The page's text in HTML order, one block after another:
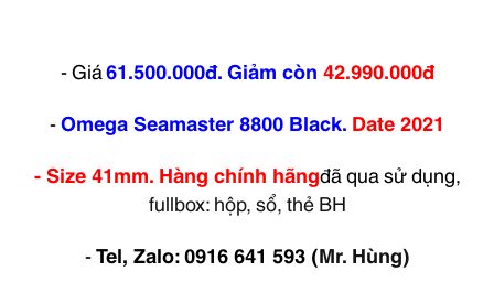
- Giá61.500.000đ.Giảm còn 42.990.000đ
-Omega Seamaster 8800 Black. Date 2021
- Size 41mm. Hàng chính hãngđã qua sử dụng,
fullbox: hộp, sổ, thẻ BH
-Tel, Zalo: 0916 641 593 (Mr. Hùng)